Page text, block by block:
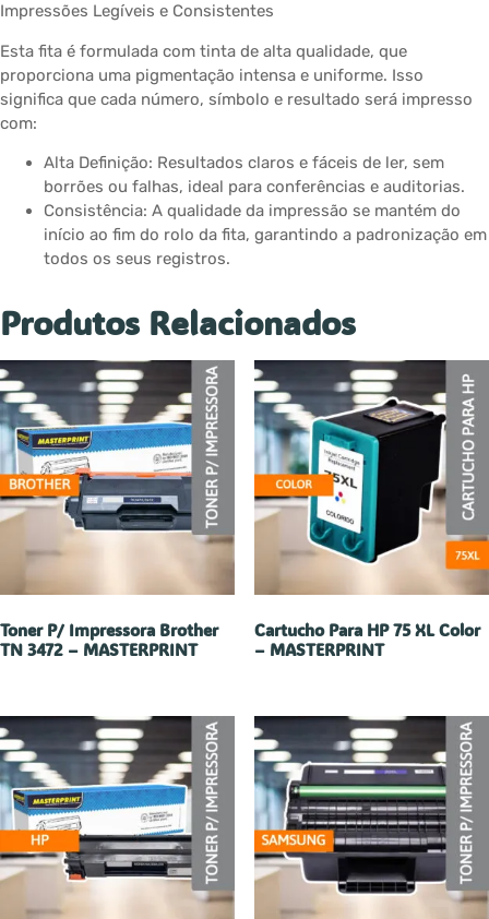
Impressões Legíveis e Consistentes
Esta fita é formulada com tinta de alta qualidade, que
proporciona uma pigmentação intensa e uniforme. Isso
significa que cada número, símbolo e resultado será impresso
com:
Alta Definição: Resultados claros e fáceis de ler, sem
borrões ou falhas, ideal para conferências e auditorias.
Consistência: A qualidade da impressão se mantém do
início ao fim do rolo da fita, garantindo a padronização em
todos os seus registros.
Produtos Relacionados
Toner P/ Impressora Brother
TN 3472 – MASTERPRINT
Cartucho Para HP 75 XL Color
– MASTERPRINT